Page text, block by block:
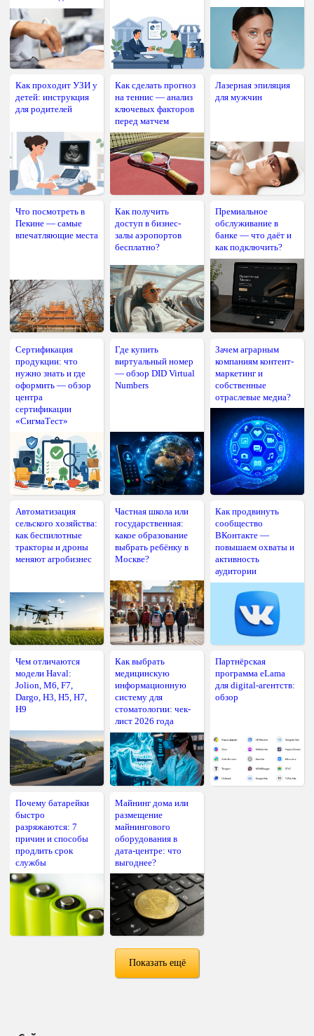
Как проходит УЗИ у
детей: инструкция
для родителей
Как сделать прогноз
на теннис — анализ
ключевых факторов
перед матчем
Лазерная эпиляция
для мужчин
Что посмотреть в
Пекине — самые
впечатляющие места
Как получить
доступ в бизнес-
залы аэропортов
бесплатно?
Премиальное
обслуживание в
банке — что даёт и
как подключить?
Сертификация
продукции: что
нужно знать и где
оформить — обзор
центра
сертификации
«СигмаТест»
Где купить
виртуальный номер
— обзор DID Virtual
Numbers
Зачем аграрным
компаниям контент-
маркетинг и
собственные
отраслевые медиа?
Автоматизация
сельского хозяйства:
как беспилотные
тракторы и дроны
меняют агробизнес
Частная школа или
государственная:
какое образование
выбрать ребёнку в
Москве?
Как продвинуть
сообщество
ВКонтакте —
повышаем охваты и
активность
аудитории
Чем отличаются
модели Haval:
Jolion, M6, F7,
Dargo, H3, H5, H7,
H9
Как выбрать
медицинскую
информационную
систему для
стоматологии: чек-
лист 2026 года
Партнёрская
программа eLama
для digital-агентств:
обзор
Почему батарейки
быстро
разряжаются: 7
причин и способы
продлить срок
службы
Майнинг дома или
размещение
майнингового
оборудования в
дата-центре: что
выгоднее?
Показать ещё